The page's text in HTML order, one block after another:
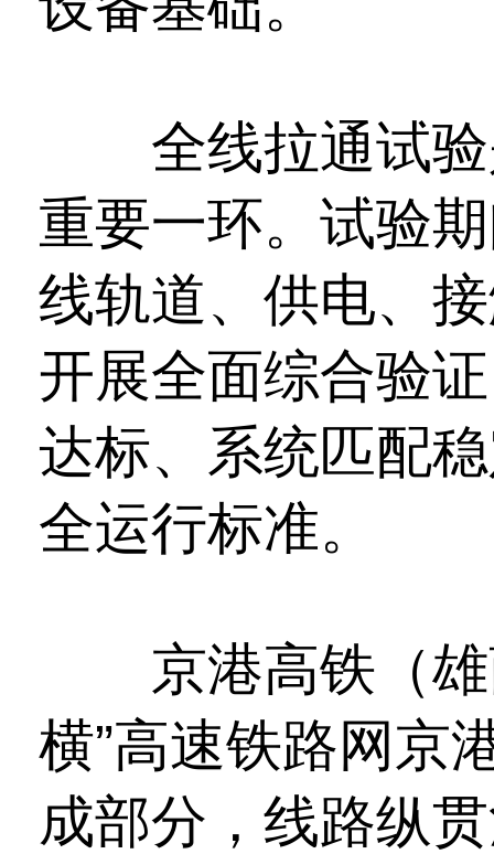
全线拉通试验
重要一环。试验
线轨道、供电、
开展全面综合验
达标、系统匹配
全运行标准。
京港高铁（雄
横”高速铁路网京
成部分，线路纵